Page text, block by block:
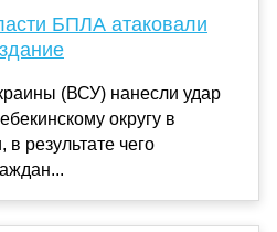
БПЛА атаковали
(ВСУ) нанесли удар
округу в
в результате чего